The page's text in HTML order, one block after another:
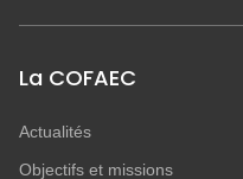
La COFAEC
Actualités
Objectifs et missions